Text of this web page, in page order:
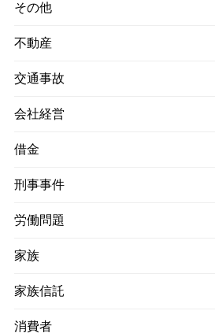
その他
不動産
交通事故
会社経営
借金
刑事事件
労働問題
家族
家族信託
消費者